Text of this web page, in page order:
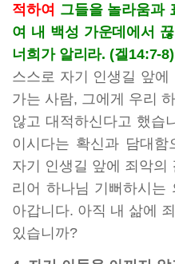
적하여 그들을 놀라움과
여 내 백성 가운데에서
너희가 알리라. (겔14:7-
스스로 자기 인생길 앞
가는 사람, 그에게 우리
않고 대적하신다고 했습
이시다는 확신과 담대
자기 인생길 앞에 죄악의
리어 하나님 기뻐하시는
아갑니다. 아직 내 삶에
있습니까?